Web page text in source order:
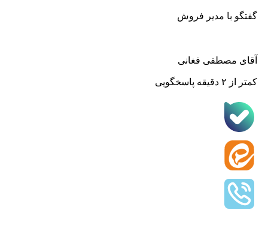
گفتگو با مدیر فروش
آقای مصطفی فغانی
کمتر از ۲ دقیقه پاسخگویی